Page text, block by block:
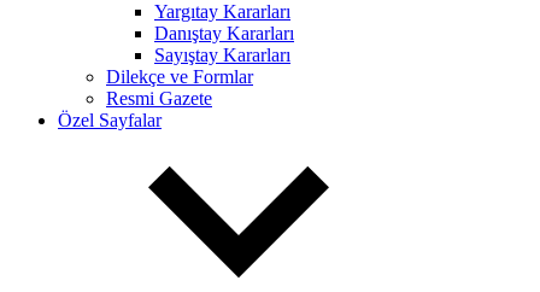
Yargıtay Kararları
Danıştay Kararları
Sayıştay Kararları
Dilekçe ve Formlar
Resmi Gazete
Özel Sayfalar